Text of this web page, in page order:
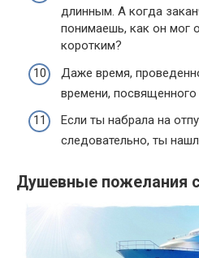
длинным. А когда
понимаешь, как он мог
коротким?
Даже время,
времени, посвященного
Если ты набрала на
следовательно, ты
Душевные пожелания